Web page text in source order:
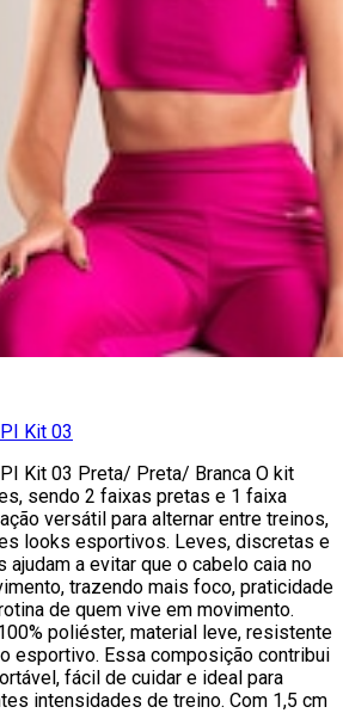
Kit 03
Kit 03 Preta/ Preta/ Branca O kit
sendo 2 faixas pretas e 1 faixa
versátil para alternar entre treinos,
looks esportivos. Leves, discretas e
ajudam a evitar que o cabelo caia no
trazendo mais foco, praticidade
de quem vive em movimento.
poliéster, material leve, resistente
esportivo. Essa composição contribui
fácil de cuidar e ideal para
intensidades de treino. Com 1,5 cm